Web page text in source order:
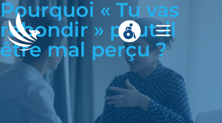
Pourquoi « Tu vas
rebondir » peut-il
être mal perçu ?